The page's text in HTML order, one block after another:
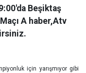
Beşiktaş
A haber,Atv
için yarışmıyor gibi